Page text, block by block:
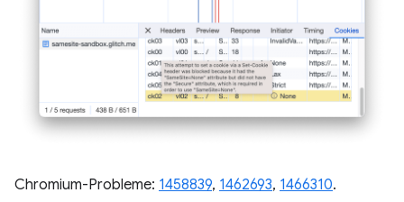
Chromium-Probleme: 1458839, 1462693, 1466310.